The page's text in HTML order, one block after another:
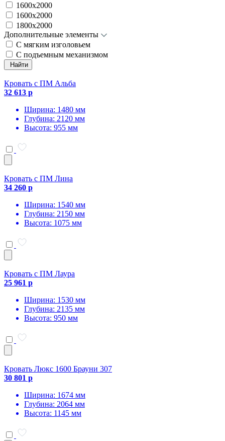
1600x2000
1600х2000
1800х2000
Дополнительные элементы
С мягким изголовьем
С подъемным механизмом
Найти
Кровать с ПМ Альба
32 613 р
Ширина: 1480 мм
Глубина: 2120 мм
Высота: 955 мм
Кровать с ПМ Лина
34 260 р
Ширина: 1540 мм
Глубина: 2150 мм
Высота: 1075 мм
Кровать с ПМ Лаура
25 961 р
Ширина: 1530 мм
Глубина: 2135 мм
Высота: 950 мм
Кровать Люкс 1600 Брауни 307
30 801 р
Ширина: 1674 мм
Глубина: 2064 мм
Высота: 1145 мм